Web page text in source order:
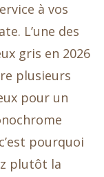
à vos
L’une des
gris en 2026
plusieurs
pour un
pourquoi
plutôt la